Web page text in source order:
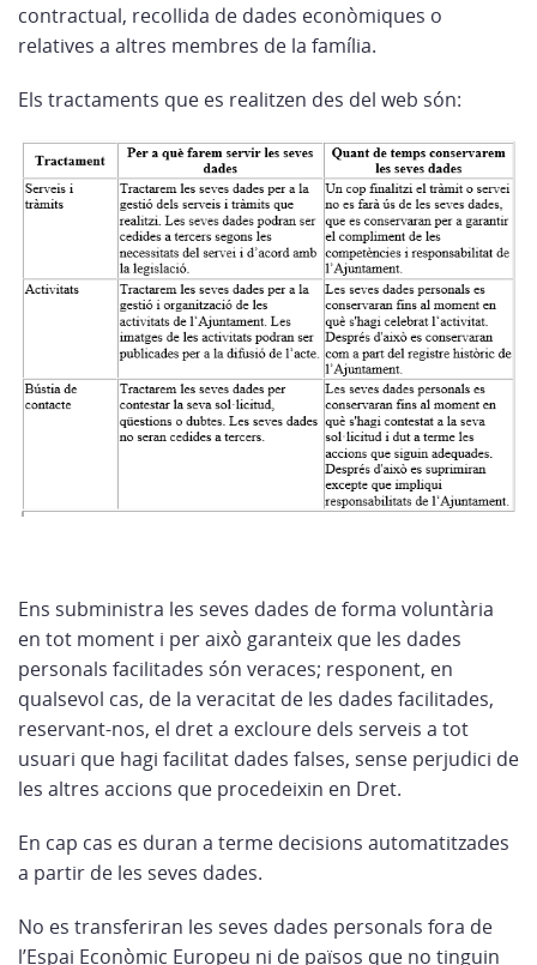
contractual, recollida de dades econòmiques o
relatives a altres membres de la família.
Els tractaments que es realitzen des del web són:
Ens subministra les seves dades de forma voluntària
en tot moment i per això garanteix que les dades
personals facilitades són veraces; responent, en
qualsevol cas, de la veracitat de les dades facilitades,
reservant-nos, el dret a excloure dels serveis a tot
usuari que hagi facilitat dades falses, sense perjudici de
les altres accions que procedeixin en Dret.
En cap cas es duran a terme decisions automatitzades
a partir de les seves dades.
No es transferiran les seves dades personals fora de
l’Espai Econòmic Europeu ni de països que no tinguin